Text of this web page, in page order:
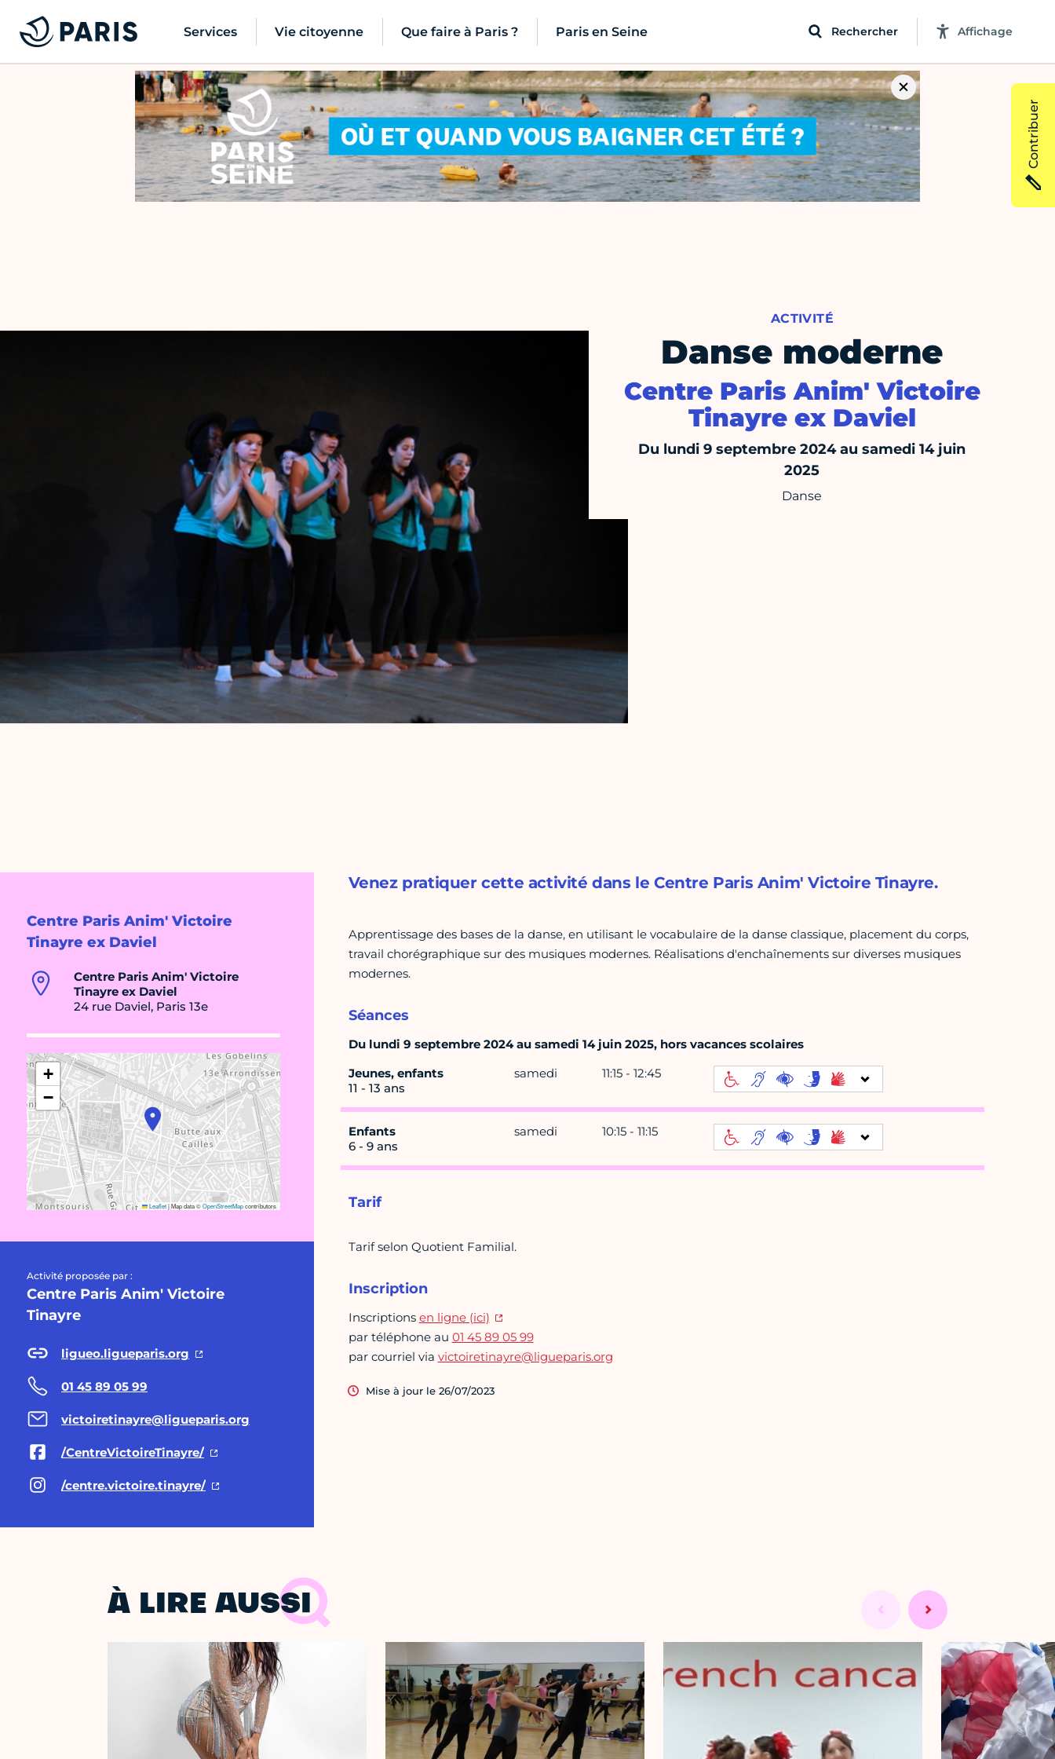
Services Vie citoyenne Que faire à Paris ? Paris en Seine Rechercher Affichage
ACTIVITÉ
Danse moderne
Centre Paris Anim' Victoire
Tinayre ex Daviel
Du lundi 9 septembre 2024 au samedi 14 juin
2025
Danse
Centre Paris Anim' Victoire
Tinayre ex Daviel
Centre Paris Anim' Victoire
Tinayre ex Daviel
24 rue Daviel, Paris 13e
+
−
Leaflet|Map data ©OpenStreetMapcontributors
Activité proposée par :
Centre Paris Anim' Victoire
Tinayre
ligueo.ligueparis.org
01 45 89 05 99
victoiretinayre@ligueparis.org
/CentreVictoireTinayre/
/centre.victoire.tinayre/
Venez pratiquer cette activité dans le Centre Paris Anim' Victoire Tinayre.
Apprentissage des bases de la danse, en utilisant le vocabulaire de la danse classique, placement du corps,
travail chorégraphique sur des musiques modernes. Réalisations d'enchaînements sur diverses musiques
modernes.
Séances
Du lundi 9 septembre 2024 au samedi 14 juin 2025, hors vacances scolaires
Jeunes, enfants
11 - 13 ans
samedi 11:15 - 12:45
Enfants
6 - 9 ans
samedi 10:15 - 11:15
Tarif
Tarif selon Quotient Familial.
Inscription
Inscriptions en ligne (ici)
par téléphone au 01 45 89 05 99
par courriel via victoiretinayre@ligueparis.org
Mise à jour le 26/07/2023
À LIRE AUSSI
Contribuer